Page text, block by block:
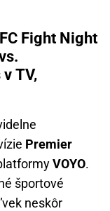
Fight Night
TV,
Premier
VOYO.
športové
neskôr